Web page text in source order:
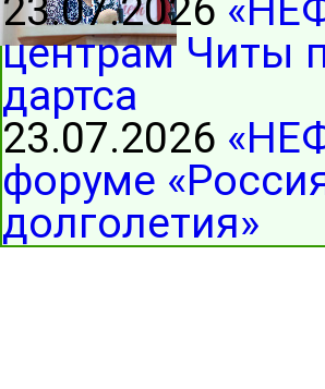
23.07.2026
центрам Читы
дартса
23.07.2026
форуме
долголетия»